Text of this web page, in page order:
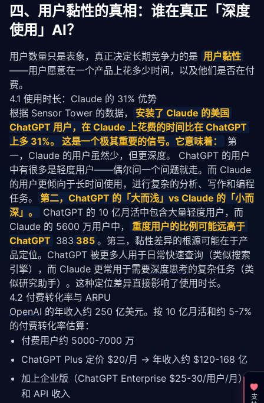
四、用户黏性的真相：谁在真正「深度
使用」AI？
用户数量只是表象，真正决定长期竞争力的是 用户黏性
——用户愿意在一个产品上花多少时间，以及他们是否在付
费。
4.1 使用时长：Claude 的 31% 优势
根据 Sensor Tower 的数据，
安装了 Claude 的美国
ChatGPT 用户，在 Claude 上花费的时间比在 ChatGPT
上多 31%。 这是一个极其重要的信号。它意味着：
第
一，Claude 的用户虽然少，但更深度。 ChatGPT 的用户
中有很多是轻度用户——偶尔问一个问题就走。而 Claude
的用户更倾向于长时间使用，进行复杂的分析、写作和编程
任务。
第二，ChatGPT 的「大而浅」vs Claude 的「小而
深」。
ChatGPT 的 10 亿月活中包含大量轻度用户，而
Claude 的 5600 万用户中，
重度用户的比例可能远高于
ChatGPT 383 385 。第三，黏性差异的根源可能在于产
品定位。ChatGPT 被更多人用于日常快速查询（类似搜索
引擎），而 Claude 更常用于需要深度思考的复杂任务（类
似研究助手）。这种定位差异直接影响了使用时长。
4.2 付费转化率与 ARPU
OpenAI 的年收入约 250 亿美元。按 10 亿月活和约 5-7%
的付费转化率估算：
付费用户约 5000-7000 万
ChatGPT Plus 定价 $20/月 → 年收入约 $120-168 亿
加上企业版（ChatGPT Enterprise $25-30/用户/月）
和 API 收入